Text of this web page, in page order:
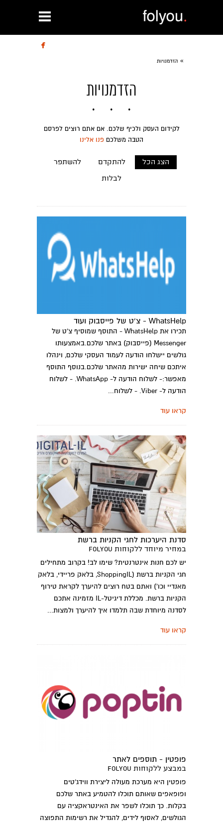

» הזדמנויות
הזדמנויות
לקידום העסק ולכיף שלכם. אם אתם רוצים לפרסם
הטבה משלכם פנו אלינו
הצג הכל להתקדם
להשתפר
לבלות
WhatsHelp - צ'ט של פייסבוק ועוד
תכירו את WhatsHelp - התוסף שמוסיף צ'ט של
Messenger (פייסבוק) באתר שלכם.באמצעותו
גולשים יישלחו הודעה לעמוד העסקי שלכם, וינהלו
איתכם שיחה ישירות מהאתר שלכם.בנוסף התוסף
מאפשר:- לשלוח הודעה ל- WhatsApp. - לשלוח
הודעה ל- Viber. - לשלוח...
קראו עוד
סדנת היערכות לחגי הקניות ברשת
במחיר מיוחד ללקוחות folyou
יש לכם חנות אינטרנטית? שימו לב! בקרוב מתחילים
חגי הקניות ברשת (ShoppingIL, בלאק פריידי, בלאק
מאנדיי וכו') ואתם בטח רוצים להיערך לקראת טירוף
הקניות ברשת. מכללת דיגיטל-IL מזמינה אתכם
לסדנה מיוחדת שבה תלמדו איך להיערך ולמצות...
קראו עוד
פופטין - תוספים לאתר
במבצע ללקוחות folyou
פופטין היא מערכת מעולה ליצירת ווידג'טים
ופופאפים שאותם תוכלו להטמיע באתר שלכם
בקלות. כך תוכלו לשפר את האינטראקציה עם
הגולשים, לאסוף לידים, להגדיל את רשימות התפוצה